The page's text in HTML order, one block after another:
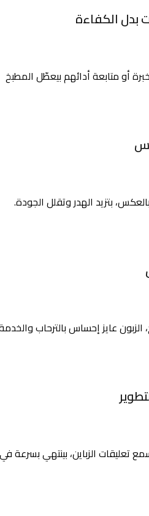
الكفاءة
متابعة أدائهم بيعطّل المطبخ
بتزيد الهدر وتقلل الجودة.
عايز إحساس بالترحاب والخدمة.
الزباين، بينتهي بسرعة في